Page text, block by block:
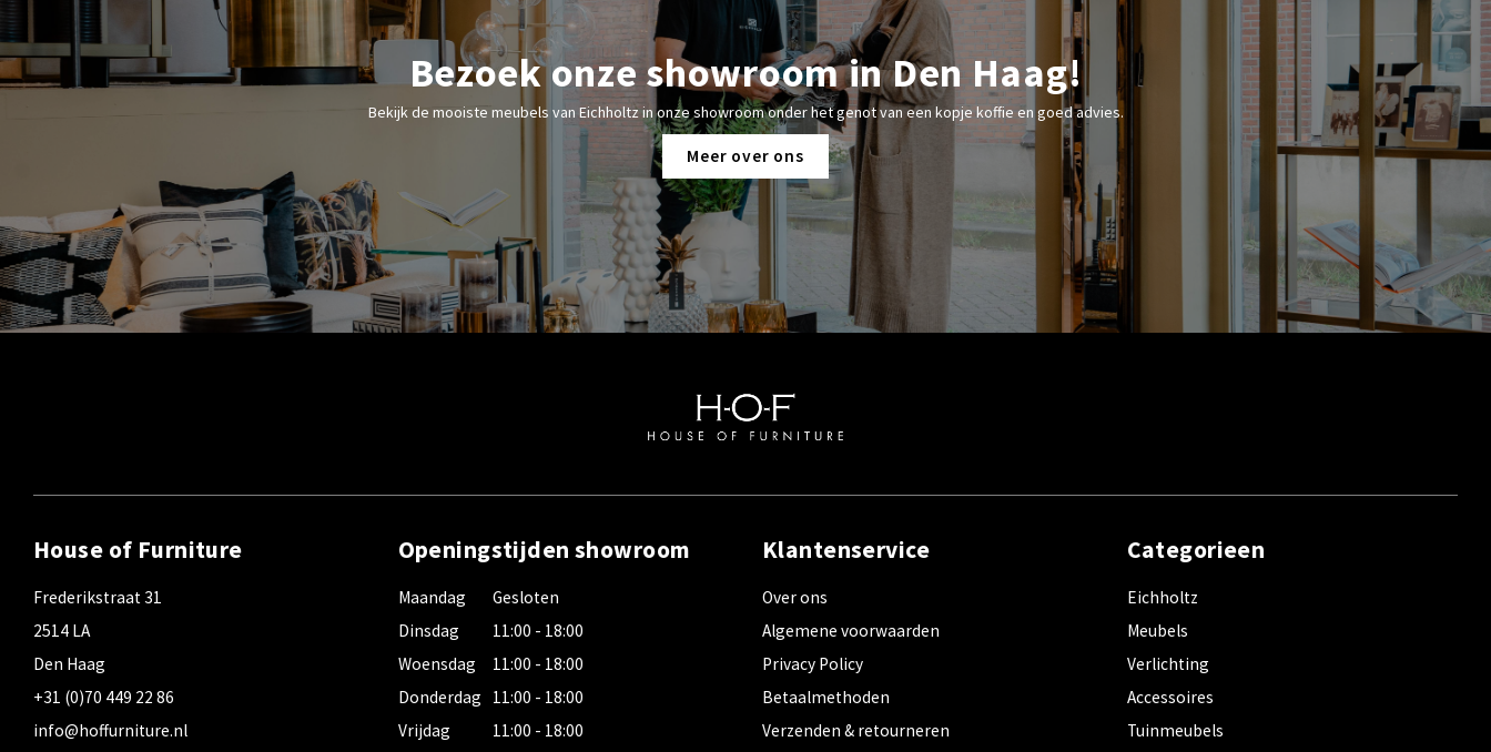
Bezoek onze showroom in Den Haag!
Bekijk de mooiste meubels van Eichholtz in onze showroom onder het genot van een kopje koffie en goed advies.
Meer over ons
House of Furniture
Frederikstraat 31
2514 LA
Den Haag
+31 (0)70 449 22 86
info@hoffurniture.nl
Openingstijden showroom
Maandag
Dinsdag
Woensdag
Donderdag
Vrijdag
Gesloten
11:00 - 18:00
11:00 - 18:00
11:00 - 18:00
11:00 - 18:00
Klantenservice
Over ons
Algemene voorwaarden
Privacy Policy
Betaalmethoden
Verzenden & retourneren
Categorieen
Eichholtz
Meubels
Verlichting
Accessoires
Tuinmeubels